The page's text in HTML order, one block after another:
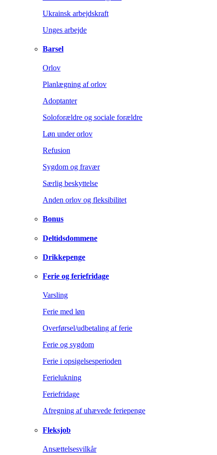
Ukrainsk arbejdskraft
Unges arbejde
Barsel
Orlov
Planlægning af orlov
Adoptanter
Soloforældre og sociale forældre
Løn under orlov
Refusion
Sygdom og fravær
Særlig beskyttelse
Anden orlov og fleksibilitet
Bonus
Deltidsdommene
Drikkepenge
Ferie og feriefridage
Varsling
Ferie med løn
Overførsel/udbetaling af ferie
Ferie og sygdom
Ferie i opsigelsesperioden
Ferielukning
Feriefridage
Afregning af uhævede feriepenge
Fleksjob
Ansættelsesvilkår